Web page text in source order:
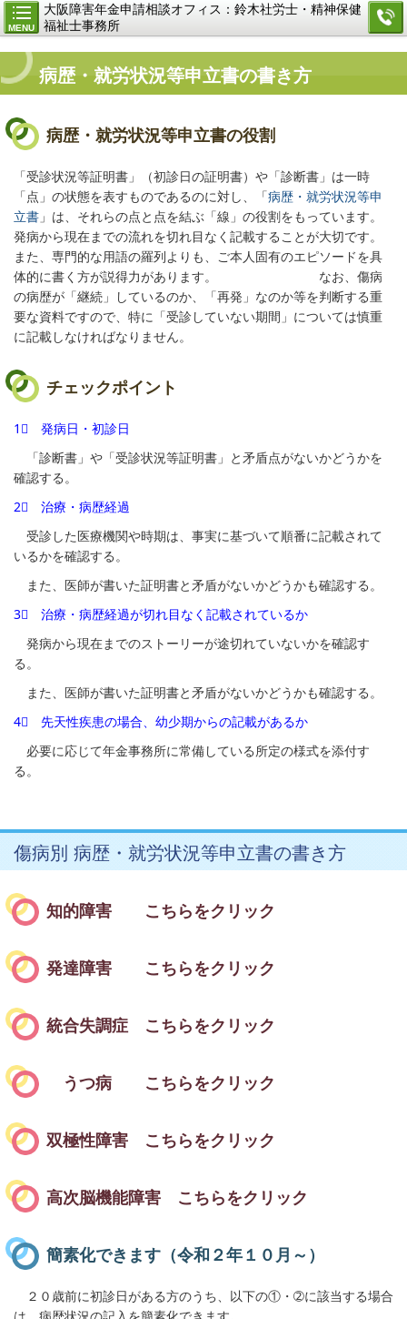
MENU
大阪障害年金申請相談オフィス：鈴木社労士・精神保健
福祉士事務所
病歴・就労状況等申立書の書き方
病歴・就労状況等申立書の役割
「受診状況等証明書」（初診日の証明書）や「診断書」は一時
「点」の状態を表すものであるのに対し、「病歴・就労状況等申
立書 」は、それらの点と点を結ぶ「線」の役割をもっています。
発病から現在までの流れを切れ目なく記載することが大切です。
また、専門的な用語の羅列よりも、ご本人固有のエピソードを具
体的に書く方が説得力があります。 なお、傷病
の病歴が「継続」しているのか、「再発」なのか等を判断する重
要な資料ですので、特に「受診していない期間」については慎重
に記載しなければなりません。
チェックポイント
1⃣ 発病日・初診日
「診断書」や「受診状況等証明書」と矛盾点がないかどうかを
確認する。
2⃣ 治療・病歴経過
受診した医療機関や時期は、事実に基づいて順番に記載されて
いるかを確認する。
また、医師が書いた証明書と矛盾がないかどうかも確認する。
3⃣ 治療・病歴経過が切れ目なく記載されているか
発病から現在までのストーリーが途切れていないかを確認す
る。
また、医師が書いた証明書と矛盾がないかどうかも確認する。
4⃣ 先天性疾患の場合、幼少期からの記載があるか
必要に応じて年金事務所に常備している所定の様式を添付す
る。
傷病別 病歴・就労状況等申立書の書き方
知的障害 こちらをクリック
発達障害 こちらをクリック
統合失調症 こちらをクリック
うつ病 こちらをクリック
双極性障害 こちらをクリック
高次脳機能障害 こちらをクリック
簡素化できます（令和２年１０月～）
２０歳前に初診日がある方のうち、以下の①・➁に該当する場合